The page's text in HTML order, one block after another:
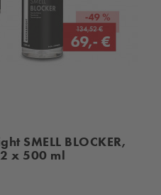
SMELL BLOCKER,
x 500 ml